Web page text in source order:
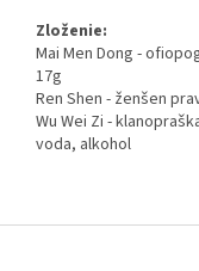
Zloženie:
Mai Men Dong -
17g
Ren Shen - ženšen
Wu Wei Zi -
voda, alkohol